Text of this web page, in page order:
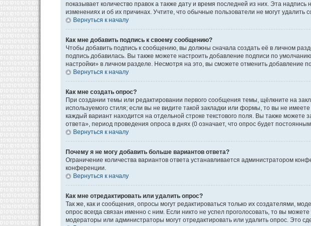
показывает количество правок а также дату и время последней из них. Эта
изменениях и об их причинах. Учтите, что обычные пользователи не могут удалить
Вернуться к началу
Как мне добавить подпись к своему сообщению?
Чтобы добавить подпись к сообщению, вы должны сначала создать её в личном
подпись добавилась. Вы также можете настроить добавление подписи по
настройки» в личном разделе. Несмотря на это, вы сможете отменить добавление
Вернуться к началу
Как мне создать опрос?
При создании темы или редактировании первого сообщения темы, щёлкните на
используемого стиля; если вы не видите такой закладки или формы, то вы не
каждый вариант находится на отдельной строке текстового поля. Вы также
ответа», период проведения опроса в днях (0 означает, что опрос будет
Вернуться к началу
Почему я не могу добавить больше вариантов ответа?
Ограничение количества вариантов ответа устанавливается администратором
конференции.
Вернуться к началу
Как мне отредактировать или удалить опрос?
Так же, как и сообщения, опросы могут редактироваться только их создателями,
опрос всегда связан именно с ним. Если никто не успел проголосовать, то вы
модераторы или администраторы могут отредактировать или удалить опрос. Это